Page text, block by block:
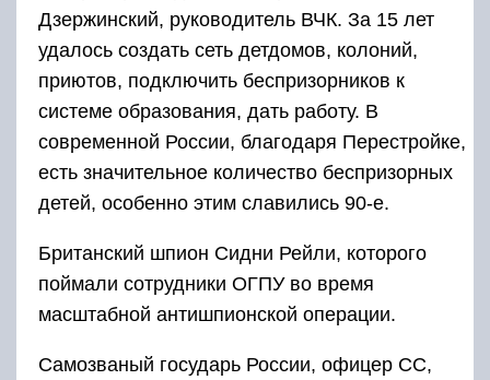
Дзержинский, руководитель ВЧК. За 15 лет
удалось создать сеть детдомов, колоний,
приютов, подключить беспризорников к
системе образования, дать работу. В
современной России, благодаря Перестройке,
есть значительное количество беспризорных
детей, особенно этим славились 90-е.
Британский шпион Сидни Рейли, которого
поймали сотрудники ОГПУ во время
масштабной антишпионской операции.
Самозваный государь России, офицер СС,